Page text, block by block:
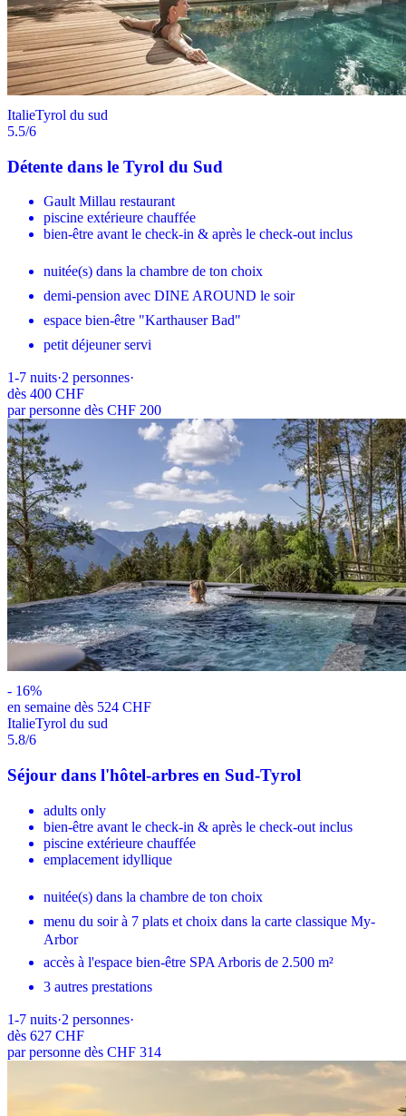
ItalieTyrol du sud
5.5/6
Détente dans le Tyrol du Sud
Gault Millau restaurant
piscine extérieure chauffée
bien-être avant le check-in & après le check-out inclus
nuitée(s) dans la chambre de ton choix
demi-pension avec DINE AROUND le soir
espace bien-être "Karthauser Bad"
petit déjeuner servi
1-7 nuits·2 personnes·
dès 400 CHF
par personne dès CHF 200
- 16%
en semaine dès 524 CHF
ItalieTyrol du sud
5.8/6
Séjour dans l'hôtel-arbres en Sud-Tyrol
adults only
bien-être avant le check-in & après le check-out inclus
piscine extérieure chauffée
emplacement idyllique
nuitée(s) dans la chambre de ton choix
menu du soir à 7 plats et choix dans la carte classique My-
Arbor
accès à l'espace bien-être SPA Arboris de 2.500 m²
3 autres prestations
1-7 nuits·2 personnes·
dès 627 CHF
par personne dès CHF 314